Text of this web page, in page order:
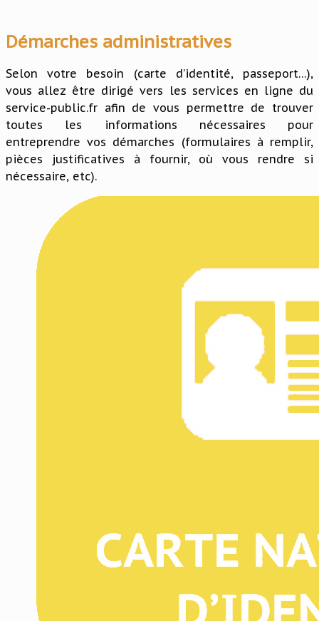
Démarches administratives
Selon votre besoin (carte d’identité, passeport…),
vous allez être dirigé vers les services en ligne du
service-public.fr afin de vous permettre de trouver
toutes les informations nécessaires pour
entreprendre vos démarches (formulaires à remplir,
pièces justificatives à fournir, où vous rendre si
nécessaire, etc).